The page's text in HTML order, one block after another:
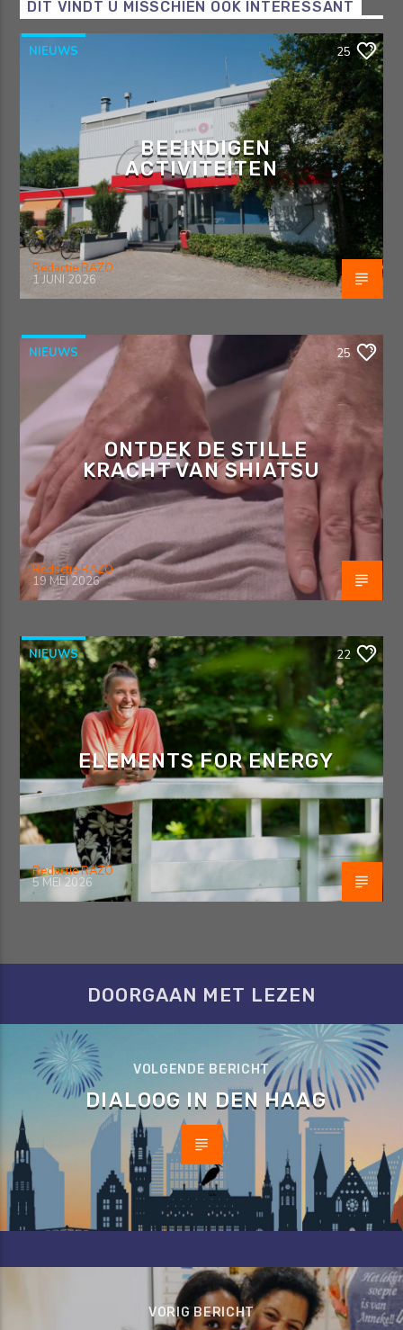
DIT VINDT U MISSCHIEN OOK INTERESSANT
NIEUWS 25
BEEINDIGEN
ACTIVITEITEN
Redactie RAZO
1 JUNI 2026
NIEUWS 25
ONTDEK DE STILLE
KRACHT VAN SHIATSU
Redactie RAZO
19 MEI 2026
NIEUWS 22
ELEMENTS FOR ENERGY
Redactie RAZO
5 MEI 2026
DOORGAAN MET LEZEN
VOLGENDE BERICHT
DIALOOG IN DEN HAAG
VORIG BERICHT